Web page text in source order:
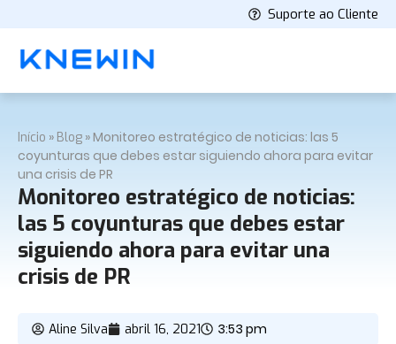
Suporte ao Cliente
Início » Blog »Monitoreo estratégico de noticias: las 5
coyunturas que debes estar siguiendo ahora para evitar
una crisis de PR
Monitoreo estratégico de noticias:
las 5 coyunturas que debes estar
siguiendo ahora para evitar una
crisis de PR
Aline Silva abril 16, 2021 3:53 pm